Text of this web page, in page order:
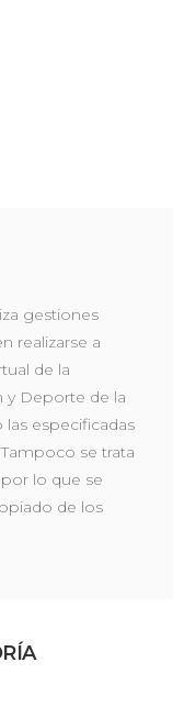
gestiones
realizarse a
de la
y Deporte de la
las especificadas
se trata
lo que se
de los